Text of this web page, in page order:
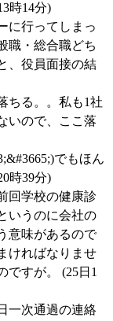
時14分)
に行ってしまっ
職・総合職どち
、役員面接の結
ちる。。私も1社
いので、ここ落
でもほん
時39分)
回学校の健康診
いうのに会社の
意味があるので
ければなりませ
ですが。 (25日1
一次通過の連絡